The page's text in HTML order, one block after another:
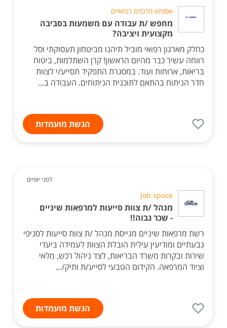
אסותא מרכזים רפואיים
מחפש /ת עבודה עם משמעות בסביבה
מקצועית ויציבה?
כחלק מארגון רפואי מוביל תיהנו מביטחון תעסוקתי וסל
רווחה עשיר כבר מהיום הראשון! קרן השתלמות, ביטוח
בריאות, ארוחות ועוד. במסגרת התפקיד תסייע/י לצוות
חדר הניתוח בהתאם לתוכנית הניתוחים. העבודה ב...
הגשת מועמדות
לפני יומיים
Job space
מנהל /ת צוות סייעות למרפאות שיניים
- שכר גבוה!!
רשת מרפאות שיניים מגייסת מנהל /ת צוות סייעות לסניפי
גבעתיים ומודיעין עילית הובלת הצוות לעמידה ביעדי
שירות ובקרות משרד הבריאות, לצד ניהול רכש, מלאי
וציוד המרפאה. הקידום הטבעי לסייע/ת ותיק/...
הגשת מועמדות